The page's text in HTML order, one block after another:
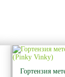
Гортензия